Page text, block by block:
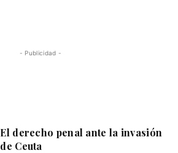
- Publicidad -
El derecho penal ante la invasión
de Ceuta